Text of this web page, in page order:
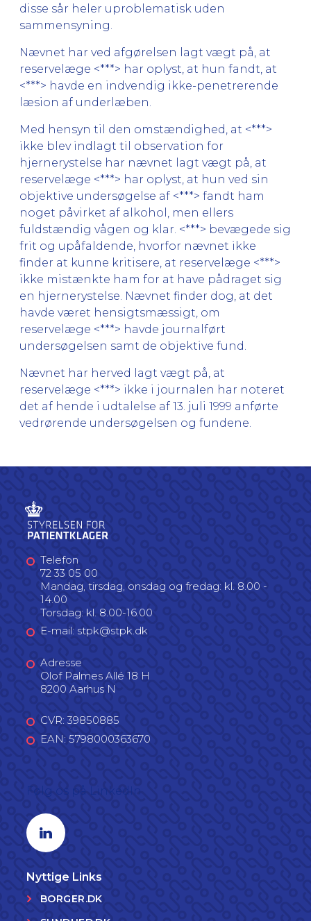
disse sår heler uproblematisk uden
sammensyning.
Nævnet har ved afgørelsen lagt vægt på, at
reservelæge <***> har oplyst, at hun fandt, at
<***> havde en indvendig ikke-penetrerende
læsion af underlæben.
Med hensyn til den omstændighed, at <***>
ikke blev indlagt til observation for
hjernerystelse har nævnet lagt vægt på, at
reservelæge <***> har oplyst, at hun ved sin
objektive undersøgelse af <***> fandt ham
noget påvirket af alkohol, men ellers
fuldstændig vågen og klar. <***> bevægede sig
frit og upåfaldende, hvorfor nævnet ikke
finder at kunne kritisere, at reservelæge <***>
ikke mistænkte ham for at have pådraget sig
en hjernerystelse. Nævnet finder dog, at det
havde været hensigtsmæssigt, om
reservelæge <***> havde journalført
undersøgelsen samt de objektive fund.
Nævnet har herved lagt vægt på, at
reservelæge <***> ikke i journalen har noteret
det af hende i udtalelse af 13. juli 1999 anførte
vedrørende undersøgelsen og fundene.
Telefon
72 33 05 00
Mandag, tirsdag, onsdag og fredag: kl. 8.00 -
14.00
Torsdag: kl. 8.00-16.00
E-mail: stpk@stpk.dk
Adresse
Olof Palmes Allé 18 H
8200 Aarhus N
CVR: 39850885
EAN: 5798000363670
Linkedin profil
Nyttige Links
BORGER.DK